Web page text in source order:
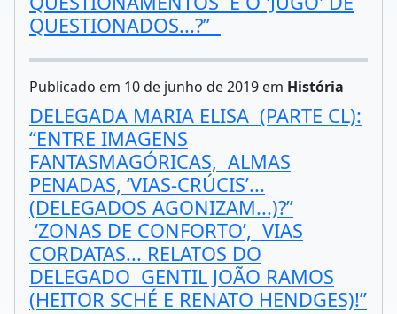
QUESTIONADOS...?”
Publicado em 10 de junho de 2019 em História
DELEGADA MARIA ELISA (PARTE CL):
“ENTRE IMAGENS
FANTASMAGÓRICAS, ALMAS
PENADAS, ‘VIAS-CRÚCIS’...
(DELEGADOS AGONIZAM...)?”
‘ZONAS DE CONFORTO’, VIAS
CORDATAS... RELATOS DO
DELEGADO GENTIL JOÃO RAMOS
(HEITOR SCHÉ E RENATO HENDGES)!”